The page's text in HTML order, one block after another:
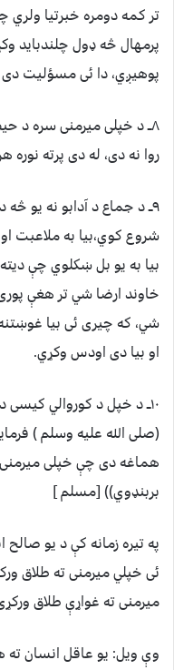
تر کمه دومره خبرتیا
پرمهال څه ډول چلندباید
پوهیږي، دا ئی مسؤلیت
۸ــ د خپلی میرمنی سره د
روا نه دی، له دی پرته
۹ــ د جماع د آدابو نه یو
شروع کوي،بیا به ملاعبت
بیا به یو بل ښکلوي چې
خاوند ارضا شي تر هغې
شي، که چیری ئی بیا
او بیا دی اودس وکړي.
۱۰ــ د خپل د کوروالي
(صلی الله علیه وسلم )
هماغه دی چې خپلی میرمنی
بربنډوي)) [مسلم ]
په تیره زمانه کې د یو
ئی خپلي میرمنی ته طلاق
میرمنی ته غواړې طلاق
وې ویل: یو عاقل انسان